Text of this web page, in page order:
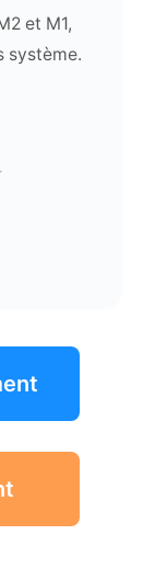
et M1,
système.